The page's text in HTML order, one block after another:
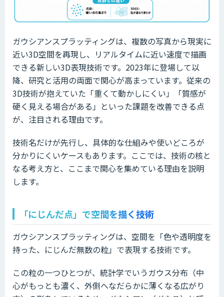
ガウシアンスプラッティングは、複数の写真から現実に
近い3D空間を再現し、リアルタイムに近い速度で描画
できる新しい3D表現技術です。2023年に登場して以
降、研究と活用の両面で関心が高まっています。従来の
3D技術が抱えていた「重くて動かしにくい」「質感が
硬く見える場合がある」といった課題を改善できる点
が、注目される理由です。
技術名だけが先行し、具体的な仕組みや使いどころが
分かりにくいケースもあります。ここでは、技術の核と
なる考え方と、ここまで関心を集めている理由を説明
します。
「にじんだ点」で空間を描く技術
ガウシアンスプラッティングは、空間を「色や透明度を
持った、にじんだ無数の粒」で表現する技術です。
この粒の一つひとつが、統計学でいうガウス分布（中
心がもっとも濃く、外側へなだらかに薄くなる広がり